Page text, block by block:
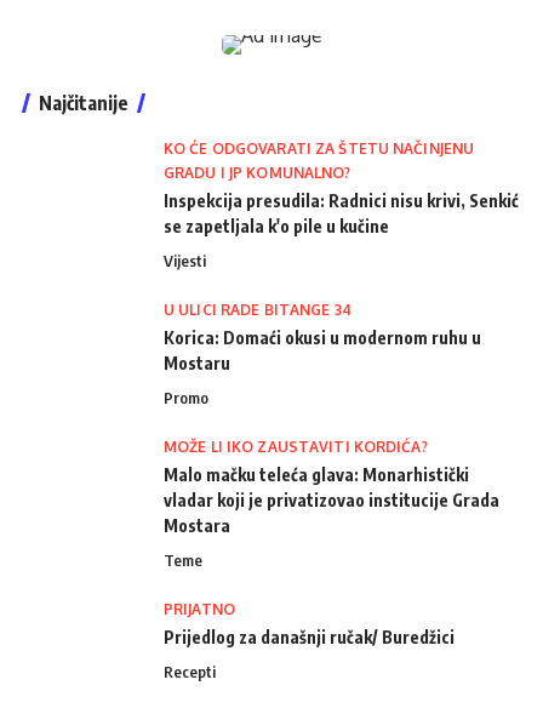
Najčitanije
KO ĆE ODGOVARATI ZA ŠTETU NAČINJENU
GRADU I JP KOMUNALNO?
Inspekcija presudila: Radnici nisu krivi, Senkić
se zapetljala k'o pile u kučine
Vijesti
U ULICI RADE BITANGE 34
Korica: Domaći okusi u modernom ruhu u
Mostaru
Promo
MOŽE LI IKO ZAUSTAVITI KORDIĆA?
Malo mačku teleća glava: Monarhistički
vladar koji je privatizovao institucije Grada
Mostara
Teme
PRIJATNO
Prijedlog za današnji ručak/ Buredžici
Recepti